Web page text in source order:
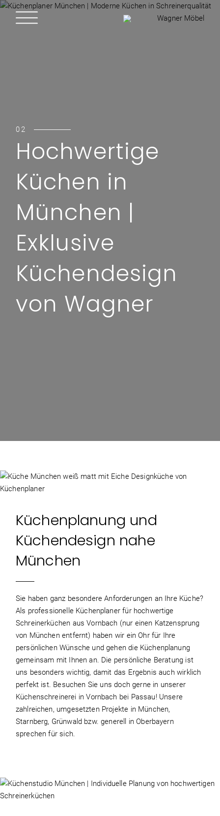
02
Hochwertige
Küchen in
München |
Exklusive
Küchendesign
von Wagner
Küchenplanung und
Küchendesign nahe
München
Sie haben ganz besondere Anforderungen an Ihre Küche?
Als professionelle Küchenplaner für hochwertige
Schreinerküchen aus Vornbach (nur einen Katzensprung
von München entfernt) haben wir ein Ohr für Ihre
persönlichen Wünsche und gehen die Küchenplanung
gemeinsam mit Ihnen an. Die persönliche Beratung ist
uns besonders wichtig, damit das Ergebnis auch wirklich
perfekt ist. Besuchen Sie uns doch gerne in unserer
Küchenschreinerei in Vornbach bei Passau! Unsere
zahlreichen, umgesetzten Projekte in München,
Starnberg, Grünwald bzw. generell in Oberbayern
sprechen für sich.